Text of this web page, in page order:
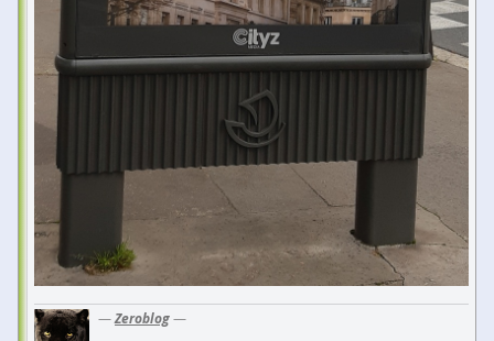
—Zeroblog—